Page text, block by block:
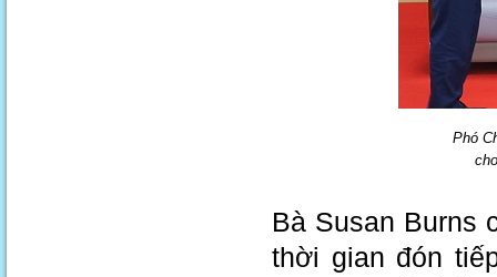
Phó
Bà Susan Burns
thời gian đón